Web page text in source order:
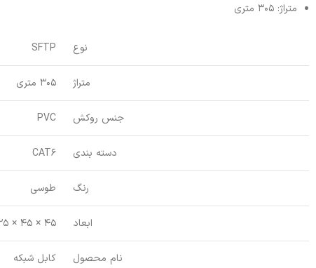
متراژ: 305 متری
نوع SFTP
متراژ 305 متری
جنس روکش PVC
دسته بندی CAT6
رنگ طوسی
ابعاد 45 × 45 × 25 cm
نام محصول کابل شبکه